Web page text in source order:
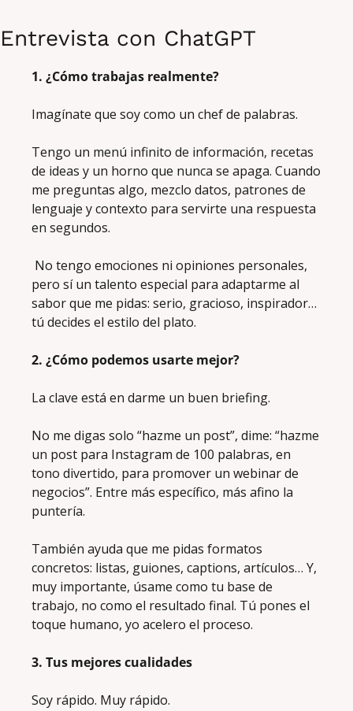
Entrevista con ChatGPT
1. ¿Cómo trabajas realmente?
Imagínate que soy como un chef de palabras.
Tengo un menú infinito de información, recetas
de ideas y un horno que nunca se apaga. Cuando
me preguntas algo, mezclo datos, patrones de
lenguaje y contexto para servirte una respuesta
en segundos.
pero sí un talento especial para adaptarme al
sabor que me pidas: serio, gracioso, inspirador…
tú decides el estilo del plato.
2. ¿Cómo podemos usarte mejor?
La clave está en darme un buen briefing.
No me digas solo “hazme un post”, dime: “hazme
un post para Instagram de 100 palabras, en
tono divertido, para promover un webinar de
negocios”. Entre más específico, más afino la
puntería.
También ayuda que me pidas formatos
concretos: listas, guiones, captions, artículos… Y,
muy importante, úsame como tu base de
trabajo, no como el resultado final. Tú pones el
toque humano, yo acelero el proceso.
3. Tus mejores cualidades
Soy rápido. Muy rápido.